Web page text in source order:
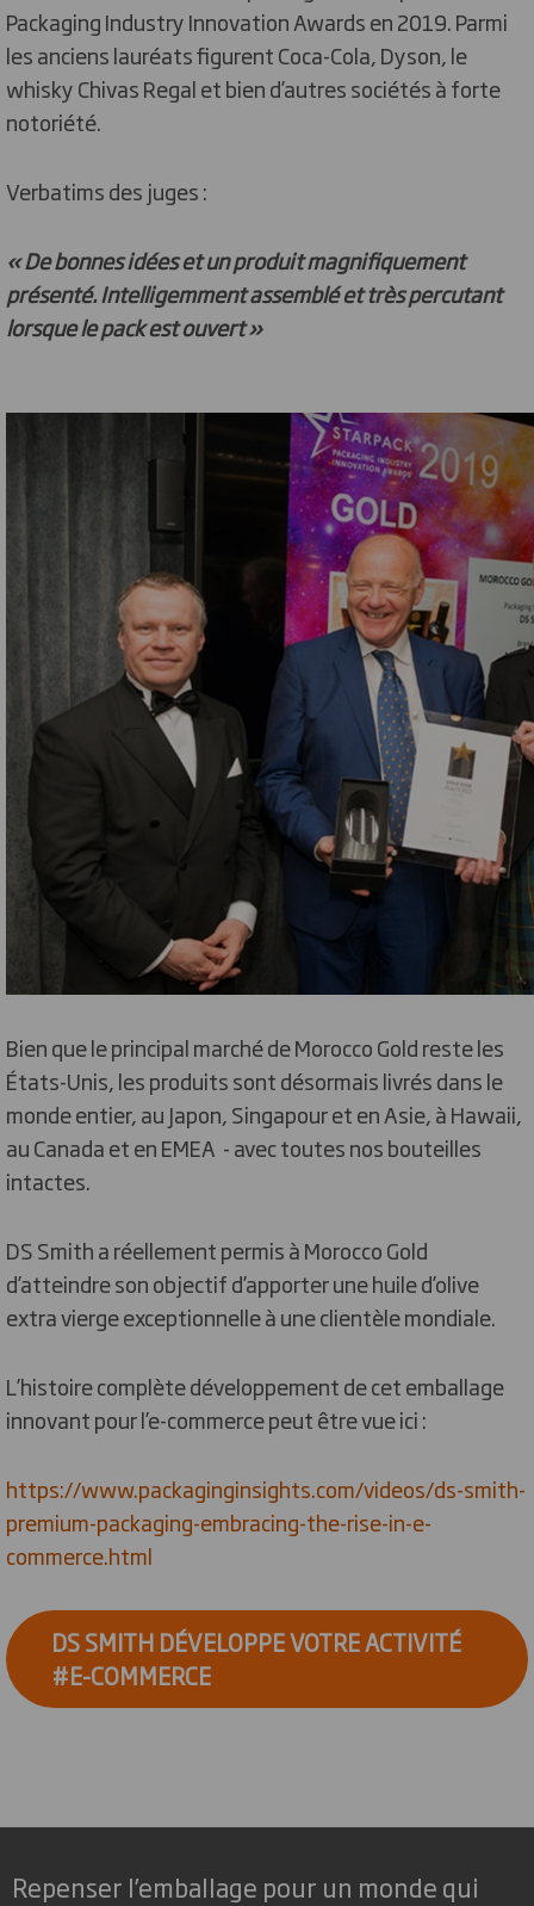
Packaging Industry Innovation Awards en 2019. Parmi
les anciens lauréats figurent Coca-Cola, Dyson, le
whisky Chivas Regal et bien d’autres sociétés à forte
notoriété.
Verbatims des juges :
« De bonnes idées et un produit magnifiquement
présenté. Intelligemment assemblé et très percutant
lorsque le pack est ouvert »
Bien que le principal marché de Morocco Gold reste les
États-Unis, les produits sont désormais livrés dans le
monde entier, au Japon, Singapour et en Asie, à Hawaii,
au Canada et en EMEA - avec toutes nos bouteilles
intactes.
DS Smith a réellement permis à Morocco Gold
d’atteindre son objectif d’apporter une huile d’olive
extra vierge exceptionnelle à une clientèle mondiale.
L’histoire complète développement de cet emballage
innovant pour l’e-commerce peut être vue ici :
https://www.packaginginsights.com/videos/ds-smith-
premium-packaging-embracing-the-rise-in-e-
commerce.html
DS SMITH DÉVELOPPE VOTRE ACTIVITÉ
#E-COMMERCE
Repenser l’emballage pour un monde qui